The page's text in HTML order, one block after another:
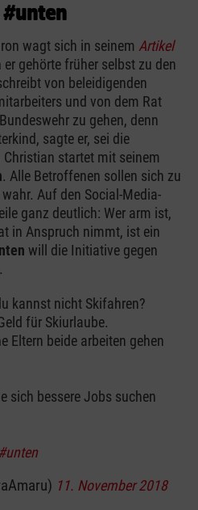
#unten
wagt sich in seinem Artikel
gehörte früher selbst zu den
von beleidigenden
und von dem Rat
zu gehen, denn
sagte er, sei die
startet mit seinem
. Alle Betroffenen sollen sich zu
Auf den Social-Media-
ganz deutlich: Wer arm ist,
in Anspruch nimmt, ist ein
will die Initiative gegen
kannst nicht Skifahren?
für Skiurlaube.
Eltern beide arbeiten gehen
sich bessere Jobs suchen
#unten
11. November 2018